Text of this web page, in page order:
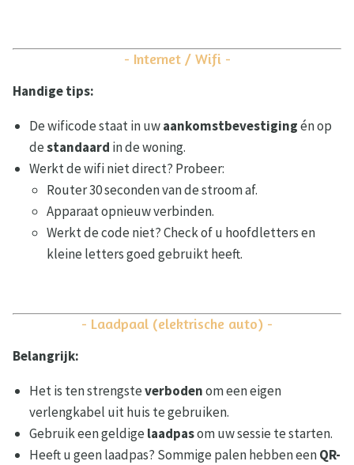
- Internet / Wifi -
Handige tips:
De wificode staat in uwaankomstbevestigingén op
destandaard in de woning.
Werkt de wifi niet direct? Probeer:
Router 30 seconden van de stroom af.
Apparaat opnieuw verbinden.
Werkt de code niet? Check of u hoofdletters en
kleine letters goed gebruikt heeft.
- Laadpaal (elektrische auto) -
Belangrijk:
Het is ten strengsteverbodenom een eigen
verlengkabel uit huis te gebruiken.
Gebruik een geldige laadpasom uw sessie te starten.
Heeft u geen laadpas? Sommige palen hebben eenQR-